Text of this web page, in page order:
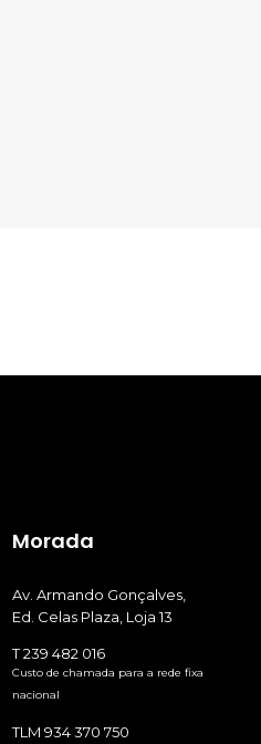
Morada
Av. Armando Gonçalves,
Ed. Celas Plaza, Loja 13
T 239 482 016
Custo de chamada para a rede fixa
nacional
TLM 934 370 750